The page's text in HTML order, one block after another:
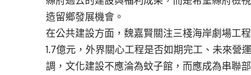
造留鄉發展機會。
在公共建設方面，魏嘉賢關注三棧海岸劇場工
1.7億元，外界關心工程是否如期完工、未來營
調，文化建設不應淪為蚊子館，而應成為串聯